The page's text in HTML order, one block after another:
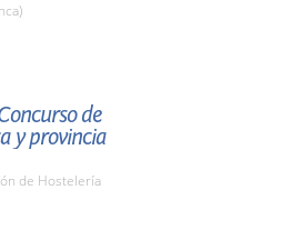
de
y provincia
de Hostelería